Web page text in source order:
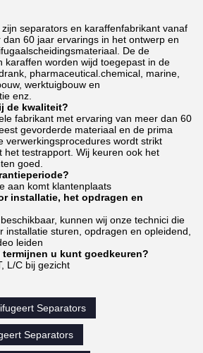
separators en karaffenfabrikant vanaf
60 jaar ervarings in het ontwerp en
De de
karaffen worden wijd toegepast in de
pharmaceutical.chemical, marine,
werktuigbouw en
enz.
de kwaliteit?
fabrikant met ervaring van meer dan 60
gevorderde materiaal en de prima
verwerkingsprocedures wordt strikt
het testrapport. Wij keuren ook het
goed.
aan komt klantenplaats
installatie, het opdragen en
kunnen wij onze technici die
installatie sturen, opdragen en opleidend,
leiden
u kunt goedkeuren?
L/C bij gezicht
Separators
Separators